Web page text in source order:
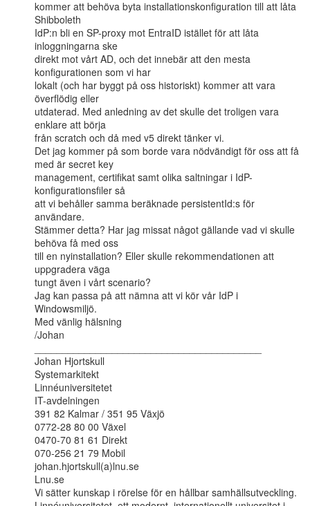
kommer att behöva byta installationskonfiguration till att låta
Shibboleth
IdP:n bli en SP-proxy mot EntraID istället för att låta
inloggningarna ske
direkt mot vårt AD, och det innebär att den mesta
konfigurationen som vi har
lokalt (och har byggt på oss historiskt) kommer att vara
överflödig eller
utdaterad. Med anledning av det skulle det troligen vara
enklare att börja
från scratch och då med v5 direkt tänker vi.
Det jag kommer på som borde vara nödvändigt för oss att få
med är secret key
management, certifikat samt olika saltningar i IdP-
konfigurationsfiler så
att vi behåller samma beräknade persistentId:s för
användare.
Stämmer detta? Har jag missat något gällande vad vi skulle
behöva få med oss
till en nyinstallation? Eller skulle rekommendationen att
uppgradera väga
tungt även i vårt scenario?
Jag kan passa på att nämna att vi kör vår IdP i
Windowsmiljö.
Med vänlig hälsning
/Johan
Johan Hjortskull
Systemarkitekt
Linnéuniversitetet
IT-avdelningen
391 82 Kalmar / 351 95 Växjö
0772-28 80 00 Växel
0470-70 81 61 Direkt
070-256 21 79 Mobil
johan.hjortskull(a)lnu.se
Lnu.se
Vi sätter kunskap i rörelse för en hållbar samhällsutveckling.